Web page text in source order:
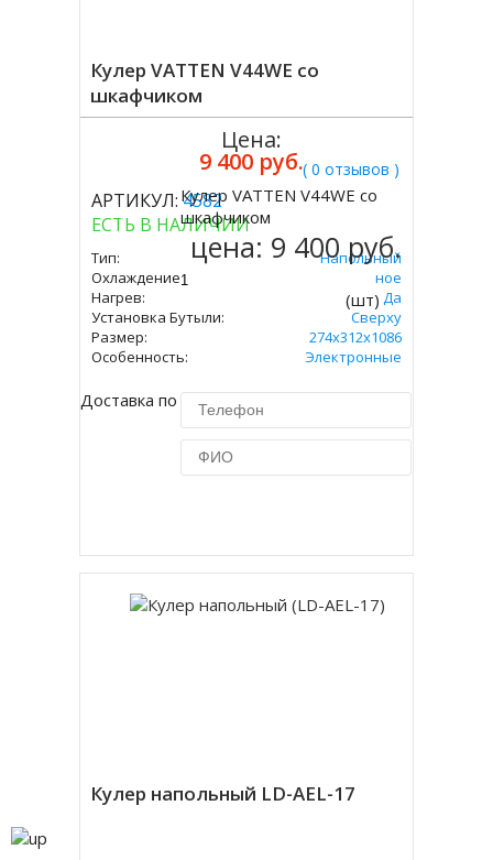
Кулер VATTEN V44WE со
шкафчиком
( 0 отзывов )
АРТИКУЛ:4582
ЕСТЬ В НАЛИЧИИ
Тип:
Напольный
Охлаждение:
Электронное
Нагрев:
Да
Установка Бутыли:
Сверху
Размер:
274х312х1086
Особенность:
Электронные
Доставка по Москве 450 руб.
Цена:
9 400 руб.
Купить
Кулер VATTEN V44WE со
шкафчиком
цена: 9 400 руб.
(шт)
Кулер напольный LD-AEL-17